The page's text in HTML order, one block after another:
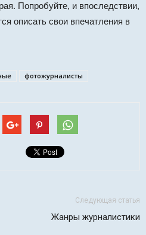
Попробуйте, и впоследствии,
описать свои впечатления в
фотожурналисты
Следующая статья
Жанры журналистики